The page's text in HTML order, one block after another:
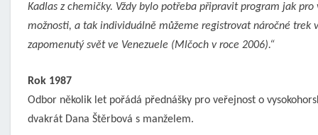
Kadlas z chemičky. Vždy bylo potřeba připravit program jak
možnosti, a tak individuálně můžeme registrovat náročné trek
zapomenutý svět ve Venezuele (Mlčoch v roce 2006).“
Rok 1987
Odbor několik let pořádá přednášky pro veřejnost o
dvakrát Dana Štěrbová s manželem.